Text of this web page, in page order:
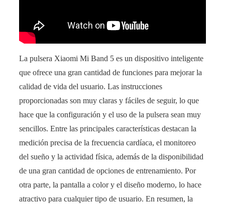
La pulsera Xiaomi Mi Band 5 es un dispositivo inteligente
que ofrece una gran cantidad de funciones para mejorar la
calidad de vida del usuario. Las instrucciones
proporcionadas son muy claras y fáciles de seguir, lo que
hace que la configuración y el uso de la pulsera sean muy
sencillos. Entre las principales características destacan la
medición precisa de la frecuencia cardíaca, el monitoreo
del sueño y la actividad física, además de la disponibilidad
de una gran cantidad de opciones de entrenamiento. Por
otra parte, la pantalla a color y el diseño moderno, lo hace
atractivo para cualquier tipo de usuario. En resumen, la